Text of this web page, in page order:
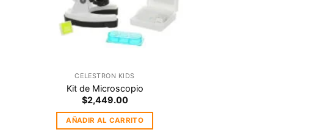
CELESTRON KIDS
Kit de Microscopio
$2,449.00
AÑADIR AL CARRITO